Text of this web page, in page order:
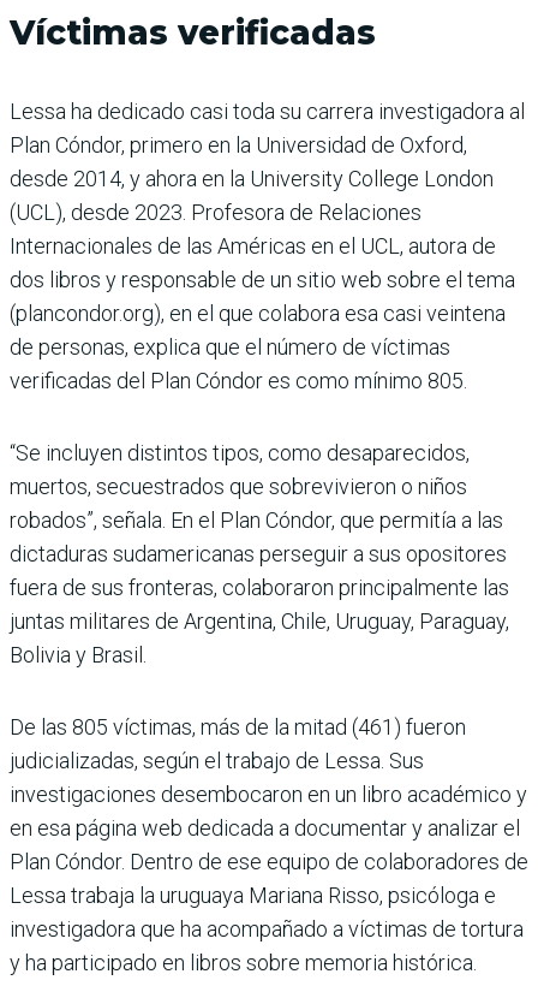
Víctimas verificadas
Lessa ha dedicado casi toda su carrera investigadora al
Plan Cóndor, primero en la Universidad de Oxford,
desde 2014, y ahora en la University College London
(UCL), desde 2023. Profesora de Relaciones
Internacionales de las Américas en el UCL, autora de
dos libros y responsable de un sitio web sobre el tema
(plancondor.org), en el que colabora esa casi veintena
de personas, explica que el número de víctimas
verificadas del Plan Cóndor es como mínimo 805.
“Se incluyen distintos tipos, como desaparecidos,
muertos, secuestrados que sobrevivieron o niños
robados”, señala. En el Plan Cóndor, que permitía a las
dictaduras sudamericanas perseguir a sus opositores
fuera de sus fronteras, colaboraron principalmente las
juntas militares de Argentina, Chile, Uruguay, Paraguay,
Bolivia y Brasil.
De las 805 víctimas, más de la mitad (461) fueron
judicializadas, según el trabajo de Lessa. Sus
investigaciones desembocaron en un libro académico y
en esa página web dedicada a documentar y analizar el
Plan Cóndor. Dentro de ese equipo de colaboradores de
Lessa trabaja la uruguaya Mariana Risso, psicóloga e
investigadora que ha acompañado a víctimas de tortura
y ha participado en libros sobre memoria histórica.